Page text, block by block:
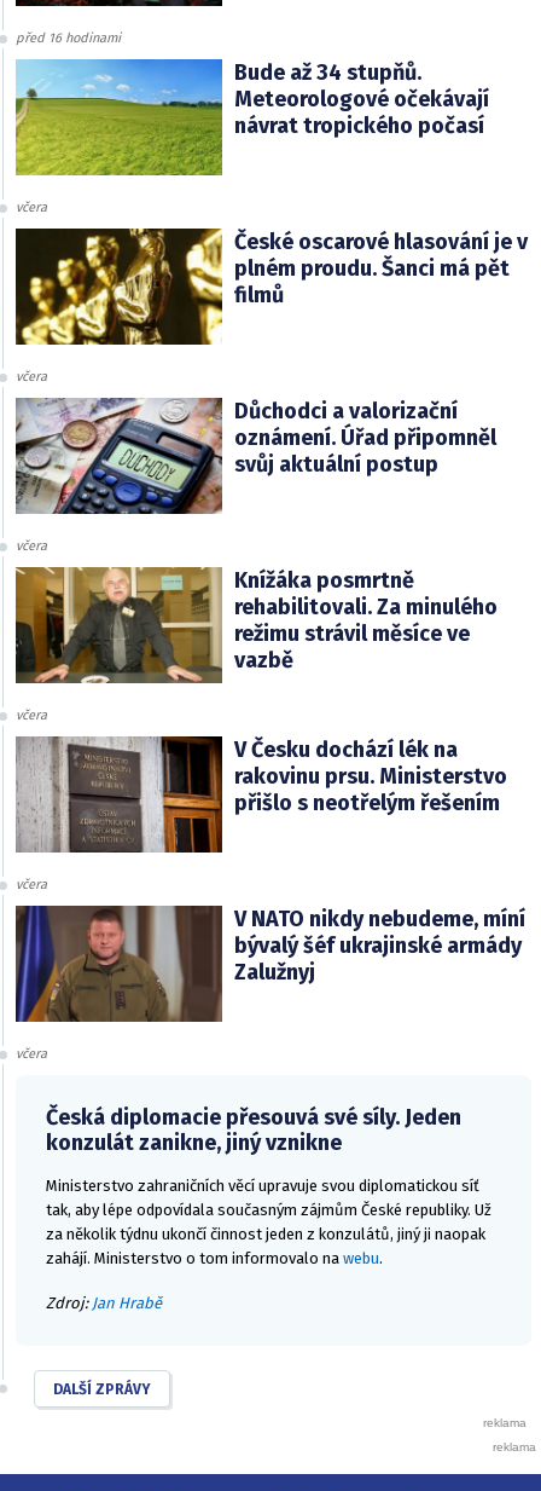
před 16 hodinami
Bude až 34 stupňů.
Meteorologové očekávají
návrat tropického počasí
včera
České oscarové hlasování je v
plném proudu. Šanci má pět
filmů
včera
Důchodci a valorizační
oznámení. Úřad připomněl
svůj aktuální postup
včera
Knížáka posmrtně
rehabilitovali. Za minulého
režimu strávil měsíce ve
vazbě
včera
V Česku dochází lék na
rakovinu prsu. Ministerstvo
přišlo s neotřelým řešením
včera
V NATO nikdy nebudeme, míní
bývalý šéf ukrajinské armády
Zalužnyj
včera
Česká diplomacie přesouvá své síly. Jeden
konzulát zanikne, jiný vznikne
Ministerstvo zahraničních věcí upravuje svou diplomatickou síť
tak, aby lépe odpovídala současným zájmům České republiky. Už
za několik týdnu ukončí činnost jeden z konzulátů, jiný ji naopak
zahájí. Ministerstvo o tom informovalo na webu.
Zdroj: Jan Hrabě
DALŠÍ ZPRÁVY